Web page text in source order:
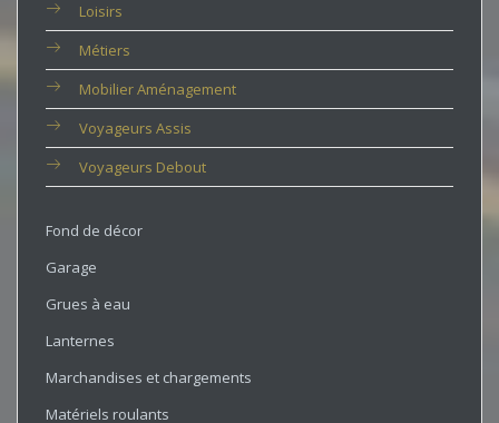
Loisirs
Métiers
Mobilier Aménagement
Voyageurs Assis
Voyageurs Debout
Fond de décor
Garage
Grues à eau
Lanternes
Marchandises et chargements
Matériels roulants